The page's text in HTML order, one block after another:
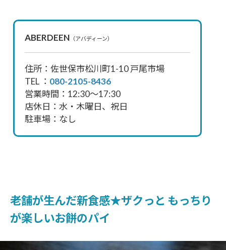
ABERDEEN （アバディーン）
住所：佐世保市松川町1-10 戸尾市場
TEL ： 080-2105-8436
営業時間：12:30〜17:30
店休日：水・木曜日、祝日
駐車場：なし
老舗が生んだ新食感★ザクっと もっちり
が楽しいお餅のパイ